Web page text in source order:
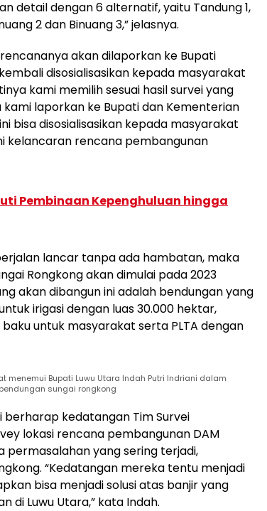
detail dengan 6 alternatif, yaitu Tandung 1,
2 dan Binuang 3,” jelasnya.
akan dilaporkan ke Bupati
disosialisasikan kepada masyarakat
kami memilih sesuai hasil survei yang
laporkan ke Bupati dan Kementerian
bisa disosialisasikan kepada masyarakat
kelancaran rencana pembangunan
Pembinaan Kepenghuluan hingga
lancar tanpa ada hambatan, maka
Rongkong akan dimulai pada 2023
akan dibangun ini adalah bendungan yang
irigasi dengan luas 30.000 hektar,
untuk masyarakat serta PLTA dengan
menemui Bupati Luwu Utara Indah Putri Indriani dalam
sungai rongkong
berharap kedatangan Tim Survei
lokasi rencana pembangunan DAM
permasalahan yang sering terjadi,
“Kedatangan mereka tentu menjadi
bisa menjadi solusi atas banjir yang
di Luwu Utara,” kata Indah.